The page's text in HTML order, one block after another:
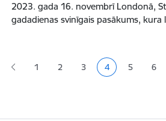
2023. gada 16. novembrī Londonā,
gadadienas svinīgais pasākums,
Lapa
1 Lapa
2 Lapa
3 Pašreizējā lapa
4 Lapa
5 Lapa
6